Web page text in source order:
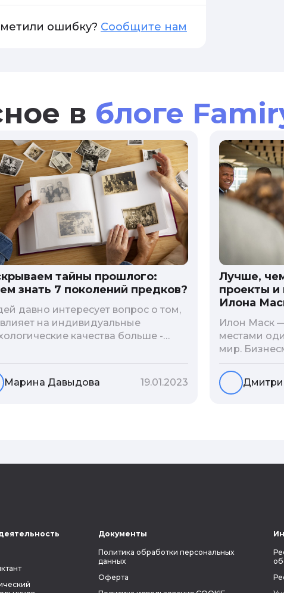
ошибку? Сообщите нам
в блоге
тайны прошлого:
знать 7 поколений предков?
давно интересует вопрос о том,
на индивидуальные
качества больше -
В астрологической практике
понятие геноскоп - влияние
поколений предков на судьбу
Марина Давыдова 19.01.2023
Лучше,
проекты и
Илона
Илон Маск
местами
мир.
прообраз
человека —
поделиться
Документы
Политика обработки персональных
данных
Оферта